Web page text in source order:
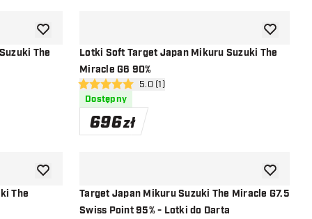
The
dodaj do listy życzeń
Lotki Soft Target Japan Mikuru Suzuki The
Miracle G6 90%
otwórz panel recenzji
5 gwiazdki oceny5.0 (1)
Dostępny
696zł
dodaj do
The
dodaj do listy życzeń
Target Japan Mikuru Suzuki The Miracle G7.5
Swiss Point 95% - Lotki do Darta
dodaj do